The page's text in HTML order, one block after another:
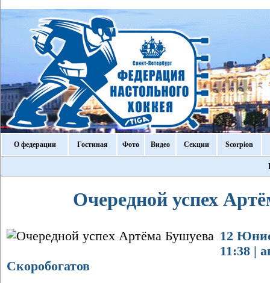
О федерации Гостиная Фото Видео Секции Scorpion
Очередной успех
12
11:38 |
Скоробогатов